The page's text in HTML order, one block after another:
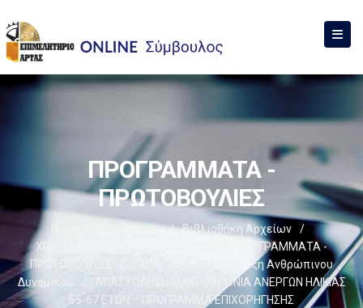
ΠΡΟΓΡΑΜΜΑΤΑ -
ΠΡΩΤΟΒΟΥΛΙΕΣ
Σύμβουλος / Βιβλιοθήκη Αρχείων
/
ΧΡΗΜΑΤΟΔΟΤΗΣΕΙΣ-ΕΠΙΔΟΤΗΣΕΙΣ
ΠΡΟΓΡΑΜΜΑΤΑ -
ΠΡΩΤΟΒΟΥΛΙΕΣ
Ανάπτυξη Ανθρώπινου
Δυναμικού
/
ΑΠΑΣΧΟΛΗΣΗ ΜΑΚΡΟΧΡΟΝΙΑ ΑΝΕΡΓΩΝ ΗΛΙΚΙΑΣ
55-67 ΕΤΩΝ – ΠΡΟΓΡΑΜΜΑ ΕΠΙΧΟΡΗΓΗΣΗΣ